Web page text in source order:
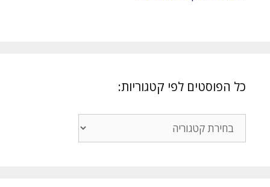
כל הפוסטים לפי קטגוריות:
הפוסטים